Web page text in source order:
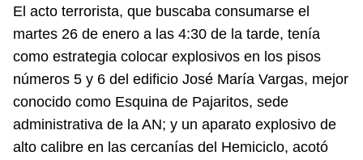
El acto terrorista, que buscaba consumarse el
martes 26 de enero a las 4:30 de la tarde, tenía
como estrategia colocar explosivos en los pisos
números 5 y 6 del edificio José María Vargas, mejor
conocido como Esquina de Pajaritos, sede
administrativa de la AN; y un aparato explosivo de
alto calibre en las cercanías del Hemiciclo, acotó